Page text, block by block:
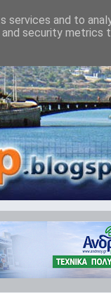
and to
security metrics